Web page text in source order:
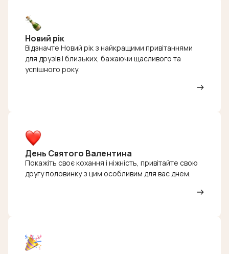
Новий рік
Відзначте Новий рік з найкращими привітаннями
для друзів і близьких, бажаючи щасливого та
успішного року.
День Святого Валентина
Покажіть своє кохання і ніжність, привітайте свою
другу половинку з цим особливим для вас днем.